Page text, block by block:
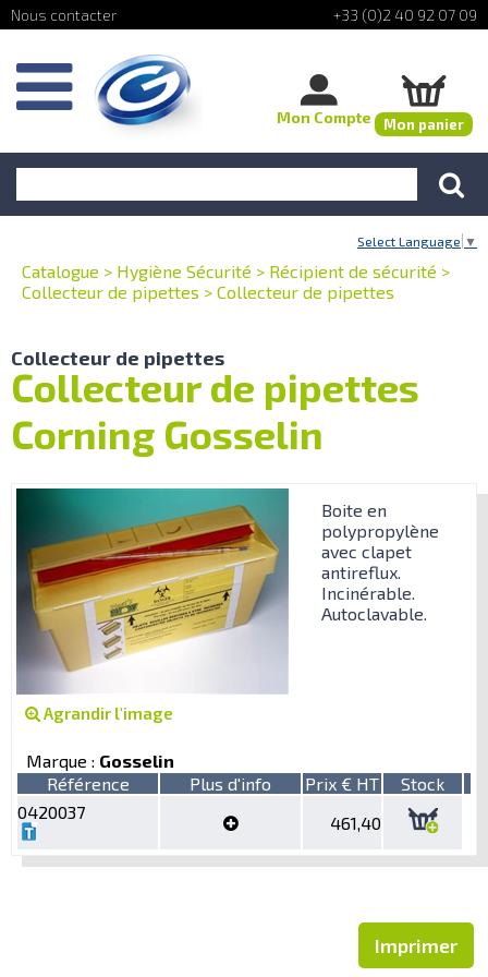
+33 (0)2 40 92 07 09
Mon Compte Mon panier
Select Language ▼
Catalogue > Hygiène Sécurité > Récipient de sécurité >
Collecteur de pipettes > Collecteur de pipettes
Collecteur de pipettes
Collecteur de pipettes
Corning Gosselin
Agrandir l'image
Boite en
polypropylène
avec clapet
antireflux.
Incinérable.
Autoclavable.
Marque : Gosselin
Référence
Plus d'info Prix € HT
Stock
0420037
461,40
Imprimer